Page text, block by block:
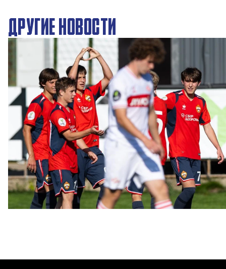
ДРУГИЕ НОВОСТИ
ЮФЛ: Московское дерби на «Октябре»
3 АВГУСТА 2026 14:15